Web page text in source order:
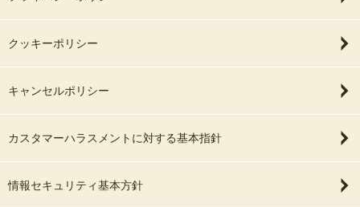
クッキーポリシー
キャンセルポリシー
カスタマーハラスメントに対する基本指針
情報セキュリティ基本方針